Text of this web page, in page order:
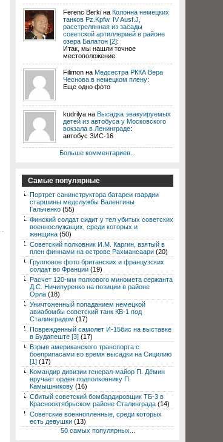
Ferenc Berki на Колонна немецких
танков Pz.Kpfw. IV Ausf.J,
расстрелянная из засады
советской артиллерией в районе
озера Балатон [2]:
Итак, мы нашли точное
местоположение:
Filimon на Медсестра РККА Вера
Чеснова в немецком плену:
Еще одно фото
kudrilya на Высадка эвакуируемых
детей из автобуса у Московского
вокзала в Ленинграде:
автобус ЗИС-16
Больше комментариев...
Самые популярные
Портрет санинструктора батареи гвардии
старшины медслужбы Валентины
Гальченко (55)
Финский солдат сидит у тел убитых советских
военнослужащих, среди которых и
женщина (50)
Советский полковник И.М. Каргин, взятый в
плен финнами на острове Рахмансаари (20)
Групповое фото британских и французских
солдат во Франции (19)
Расчет 120-мм полкового миномета сержанта
Д.С. Ничипуренко на позиции в районе
Орла (18)
Уничтоженный попаданием немецкой
авиабомбы советский танк КВ-1 под
Сталинградом (17)
Поврежденный самолет И-15бис на выставке
в Будапеште [3] (17)
Взрыв американского транспорта с
боеприпасами во время высадки на Сицилию
[1] (17)
Командир дивизии генерал-майор П. Дёмин
вручает орден подполковнику П.
Камышникову (16)
Сбитый советский бомбардировщик ТБ-3 в
Краснооктябрьском районе Сталинграда (14)
Советские военнопленные, среди которых
есть девушки (13)
50 самых популярных...